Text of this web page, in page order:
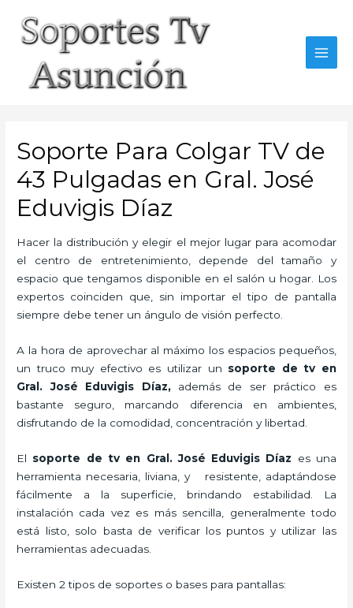
content
Soporte Para Colgar TV de
43 Pulgadas en Gral. José
Eduvigis Díaz
Hacer la distribución y elegir el mejor lugar para acomodar
el centro de entretenimiento, depende del tamaño y
espacio que tengamos disponible en el salón u hogar. Los
expertos coinciden que, sin importar el tipo de pantalla
siempre debe tener un ángulo de visión perfecto.
A la hora de aprovechar al máximo los espacios pequeños,
un truco muy efectivo es utilizar un soporte de tv en
Gral. José Eduvigis Díaz, además de ser práctico es
bastante seguro, marcando diferencia en ambientes,
disfrutando de la comodidad, concentración y libertad.
El soporte de tv en Gral. José Eduvigis Díaz es una
herramienta necesaria, liviana, y resistente, adaptándose
fácilmente a la superficie, brindando estabilidad. La
instalación cada vez es más sencilla, generalmente todo
está listo, solo basta de verificar los puntos y utilizar las
herramientas adecuadas.
Existen 2 tipos de soportes o bases para pantallas: